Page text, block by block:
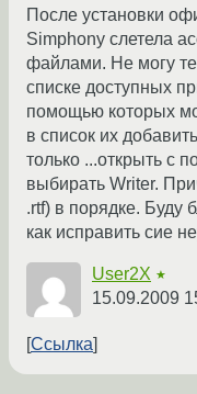
После установки
Simphony слетела
файлами. Не могу
списке доступных
помощью которых
в список их
только ...открыть с
выбирать Writer.
.rtf) в порядке. Буду
как исправить сие
User2X ★
15.09.2009
Ссылка